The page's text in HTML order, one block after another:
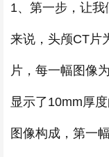
1、第一步，让
来说，头颅CT片
片，每一幅图像
显示了10mm厚
图像构成，第一